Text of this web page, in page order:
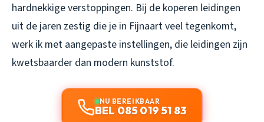
hardnekkige verstoppingen. Bij de koperen leidingen
uit de jaren zestig die je in Fijnaart veel tegenkomt,
werk ik met aangepaste instellingen, die leidingen zijn
kwetsbaarder dan modern kunststof.
NU BEREIKBAAR
BEL 085 019 51 83